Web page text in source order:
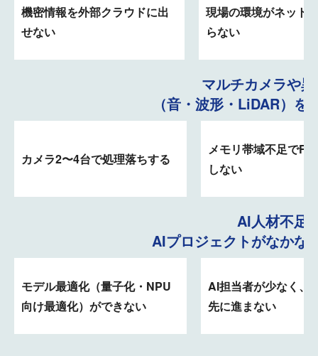
機密情報を外部クラウドに出
せない
現場の環境がネット
らない
マルチカメラや
（音・波形・LiDAR）を
カメラ2〜4台で処理落ちする
メモリ帯域不足で
しない
AI人材不足
AIプロジェクトがなかな
モデル最適化（量子化・NPU
向け最適化）ができない
AI担当者が少なく、
先に進まない